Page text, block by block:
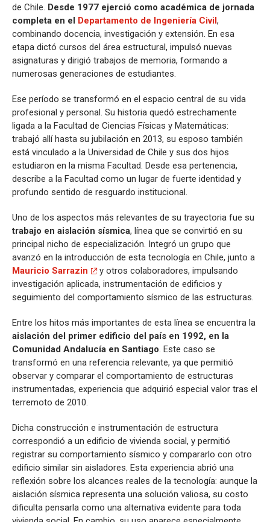
de Chile. Desde 1977 ejerció como académica de jornada
completa en el Departamento de Ingeniería Civil,
combinando docencia, investigación y extensión. En esa
etapa dictó cursos del área estructural, impulsó nuevas
asignaturas y dirigió trabajos de memoria, formando a
numerosas generaciones de estudiantes.
Ese período se transformó en el espacio central de su vida
profesional y personal. Su historia quedó estrechamente
ligada a la Facultad de Ciencias Físicas y Matemáticas:
trabajó allí hasta su jubilación en 2013, su esposo también
está vinculado a la Universidad de Chile y sus dos hijos
estudiaron en la misma Facultad. Desde esa pertenencia,
describe a la Facultad como un lugar de fuerte identidad y
profundo sentido de resguardo institucional.
Uno de los aspectos más relevantes de su trayectoria fue su
trabajo en aislación sísmica, línea que se convirtió en su
principal nicho de especialización. Integró un grupo que
avanzó en la introducción de esta tecnología en Chile, junto a
Mauricio Sarrazin
y otros colaboradores, impulsando
investigación aplicada, instrumentación de edificios y
seguimiento del comportamiento sísmico de las estructuras.
Entre los hitos más importantes de esta línea se encuentra la
aislación del primer edificio del país en 1992, en la
Comunidad Andalucía en Santiago. Este caso se
transformó en una referencia relevante, ya que permitió
observar y comparar el comportamiento de estructuras
instrumentadas, experiencia que adquirió especial valor tras el
terremoto de 2010.
Dicha construcción e instrumentación de estructura
correspondió a un edificio de vivienda social, y permitió
registrar su comportamiento sísmico y compararlo con otro
edificio similar sin aisladores. Esta experiencia abrió una
reflexión sobre los alcances reales de la tecnología: aunque la
aislación sísmica representa una solución valiosa, su costo
dificulta pensarla como una alternativa evidente para toda